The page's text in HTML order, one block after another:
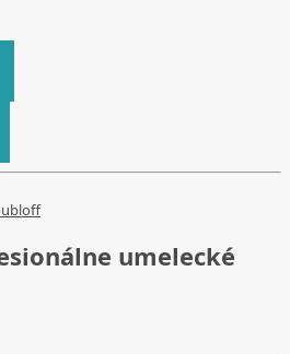
umelecké